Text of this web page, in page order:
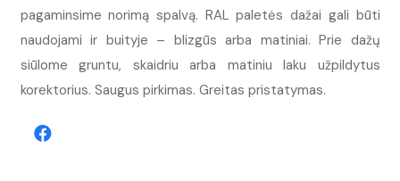
pagaminsime norimą spalvą. RAL paletės dažai gali būti
naudojami ir buityje – blizgūs arba matiniai. Prie dažų
siūlome gruntu, skaidriu arba matiniu laku užpildytus
korektorius. Saugus pirkimas. Greitas pristatymas.